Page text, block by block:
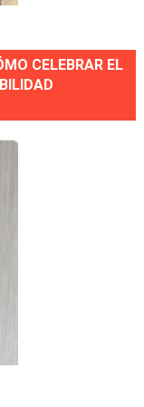
CELEBRAR EL